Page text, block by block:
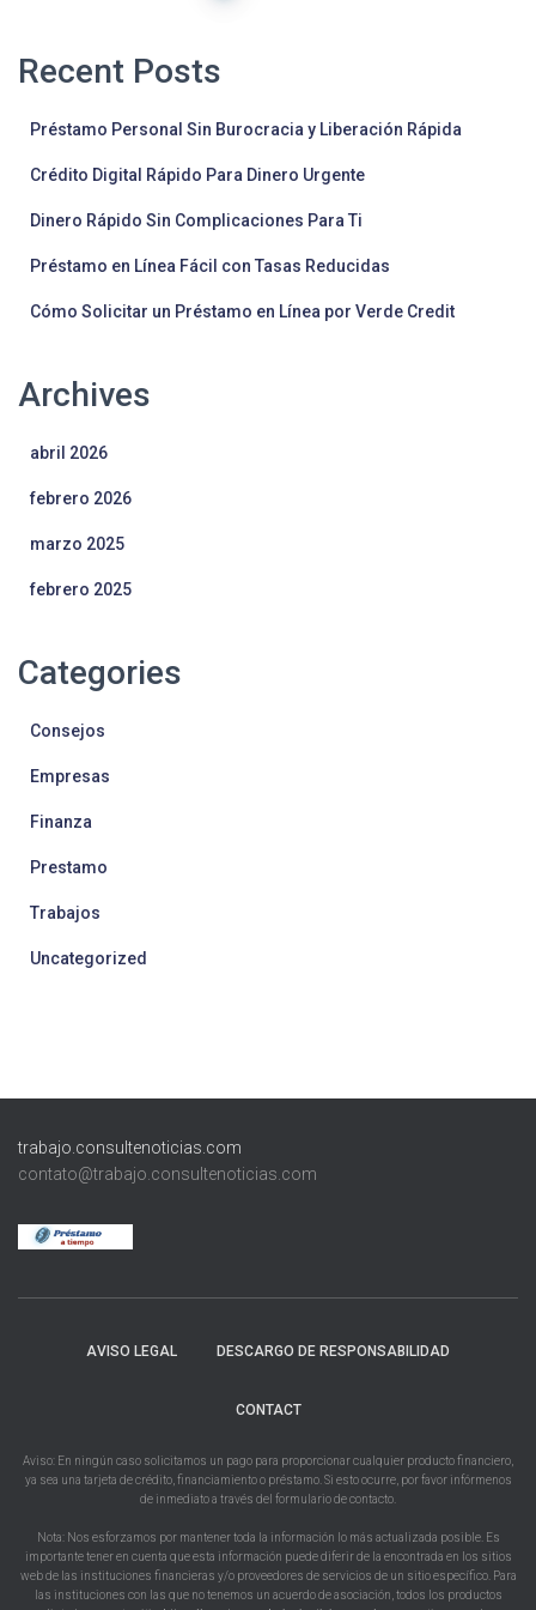
entradas
Recent Posts
Préstamo Personal Sin Burocracia y Liberación Rápida
Crédito Digital Rápido Para Dinero Urgente
Dinero Rápido Sin Complicaciones Para Ti
Préstamo en Línea Fácil con Tasas Reducidas
Cómo Solicitar un Préstamo en Línea por Verde Credit
Archives
abril 2026
febrero 2026
marzo 2025
febrero 2025
Categories
Consejos
Empresas
Finanza
Prestamo
Trabajos
Uncategorized
trabajo.consultenoticias.com
contato@trabajo.consultenoticias.com
AVISO LEGAL DESCARGO DE RESPONSABILIDAD
CONTACT
Aviso: En ningún caso solicitamos un pago para proporcionar cualquier producto financiero,
ya sea una tarjeta de crédito, financiamiento o préstamo. Si esto ocurre, por favor infórmenos
de inmediato a través del formulario de contacto.
Nota: Nos esforzamos por mantener toda la información lo más actualizada posible. Es
importante tener en cuenta que esta información puede diferir de la encontrada en los sitios
web de las instituciones financieras y/o proveedores de servicios de un sitio específico. Para
las instituciones con las que no tenemos un acuerdo de asociación, todos los productos